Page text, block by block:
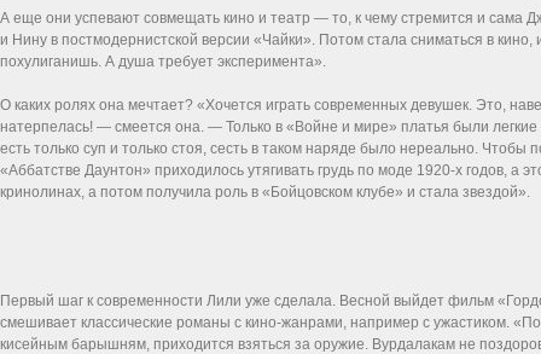
А еще они успевают совмещать кино и театр — то, к чему стремится и сама
и Нину в постмодернистской версии «Чайки». Потом стала сниматься в
похулиганишь. А душа требует эксперимента».
О каких ролях она мечтает? «Хочется играть современных девушек. Это,
натерпелась! — смеется она. — Только в «Войне и мире» платья были
есть только суп и только стоя, сесть в таком наряде было нереально.
«Аббатстве Даунтон» приходилось утягивать грудь по моде 1920-х годов,
кринолинах, а потом получила роль в «Бойцовском клубе» и стала звездой».
Первый шаг к современности Лили уже сделала. Весной выйдет фильм
смешивает классические романы с кино-жанрами, например с ужастиком.
кисейным барышням, приходится взяться за оружие. Вурдалакам не